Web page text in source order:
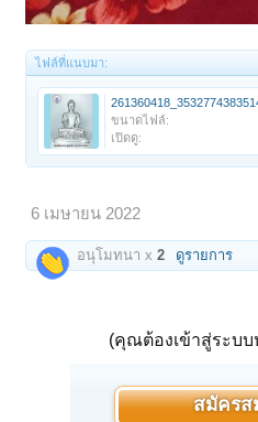
ไฟล์ที่แนบมา:
ขนาดไฟล์:
เปิดดู:
6 เมษายน 2022
อนุโมทนา x2 ดูรายการ
(คุณต้องเข้าสู่ระบบ
สมัครส